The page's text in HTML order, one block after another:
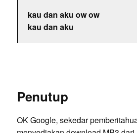
kau dan aku ow ow
kau dan aku
Penutup
OK Google, sekedar